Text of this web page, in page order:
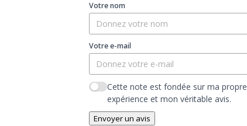
Votre nom
Votre e-mail
Cette note est fondée sur ma propre
expérience et mon véritable avis.
Envoyer un avis